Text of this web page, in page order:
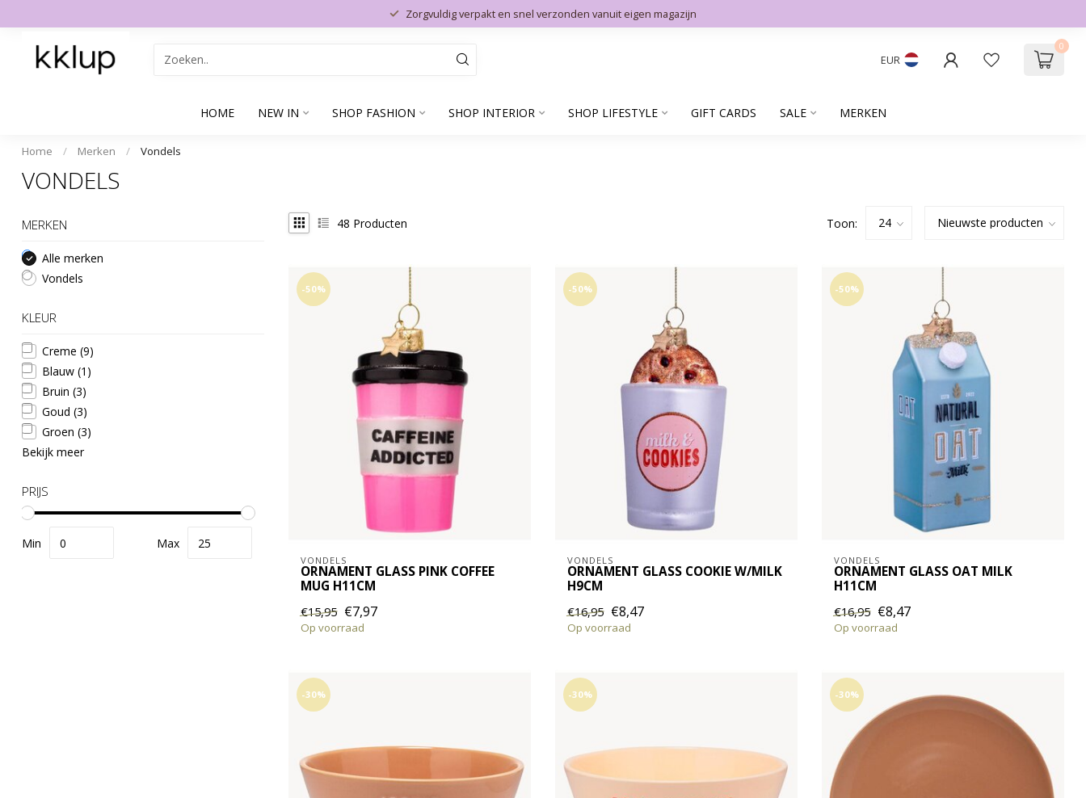
Zorgvuldig verpakt en snel verzonden vanuit eigen magazijn
EUR
0
HOME NEW IN SHOP FASHION SHOP INTERIOR SHOP LIFESTYLE GIFT CARDS SALE MERKEN
Home / Merken / Vondels
VONDELS
MERKEN
Alle merken
Vondels
KLEUR
Creme (9)
Blauw (1)
Bruin (3)
Goud (3)
Groen (3)
Bekijk meer
PRIJS
Min Max
48 Producten Toon:
-50%
VONDELS
ORNAMENT GLASS PINK COFFEE
MUG H11CM
€15,95 €7,97
Op voorraad
-50%
VONDELS
ORNAMENT GLASS COOKIE W/MILK
H9CM
€16,95 €8,47
Op voorraad
-50%
VONDELS
ORNAMENT GLASS OAT MILK
H11CM
€16,95 €8,47
Op voorraad
-30% -30% -30%